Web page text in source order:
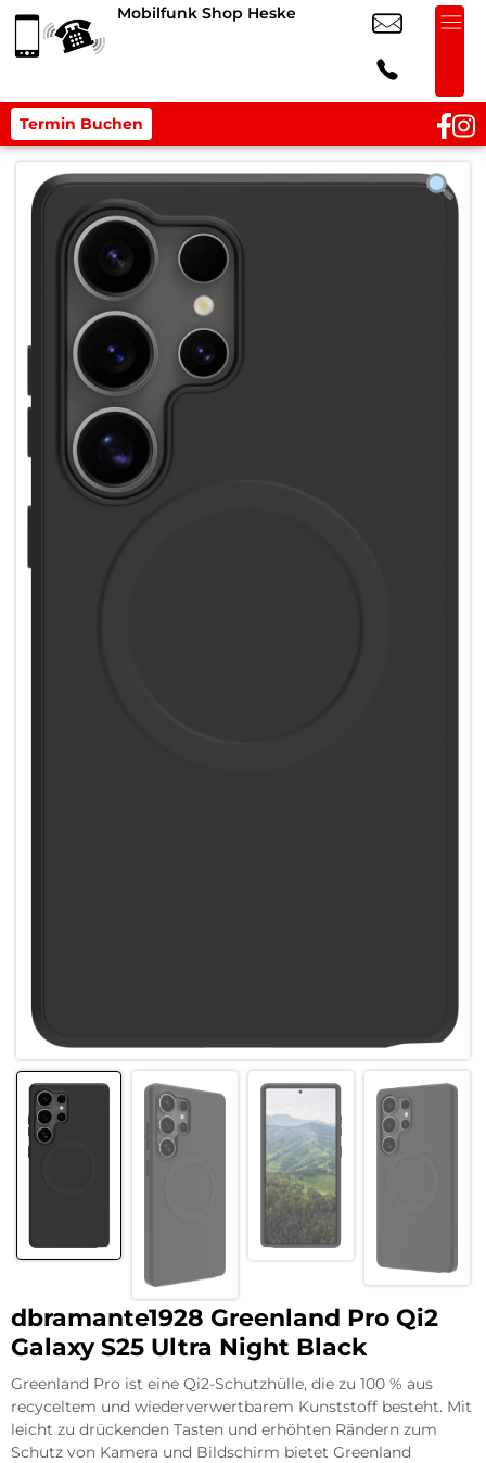
Mobilfunk Shop Heske
Termin Buchen
dbramante1928 Greenland Pro Qi2
Galaxy S25 Ultra Night Black
Greenland Pro ist eine Qi2-Schutzhülle, die zu 100 % aus
recyceltem und wiederverwertbarem Kunststoff besteht. Mit
leicht zu drückenden Tasten und erhöhten Rändern zum
Schutz von Kamera und Bildschirm bietet Greenland